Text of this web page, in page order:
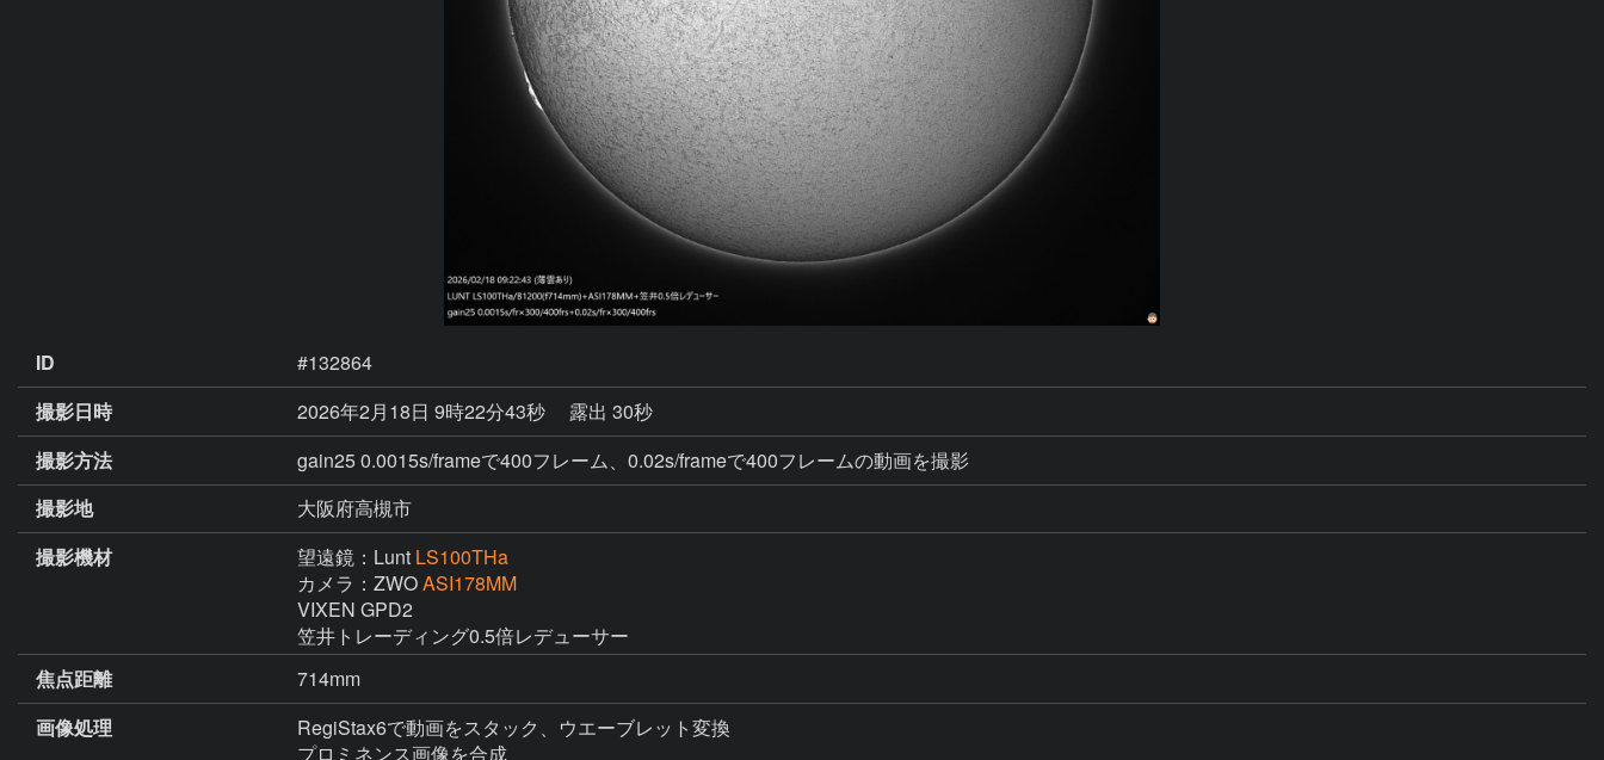
ID
#132864
撮影日時
2026年2月18日 9時22分43秒
露出 30秒
撮影方法
gain25 0.0015s/frameで400フレーム、0.02s/frameで400フレームの動画を撮影
撮影地
大阪府高槻市
撮影機材
望遠鏡：Lunt LS100THa
カメラ：ZWOASI178MM
VIXEN GPD2
笠井トレーディング0.5倍レデューサー
焦点距離
714mm
画像処理
RegiStax6で動画をスタック、ウエーブレット変換
プロミネンス画像を合成